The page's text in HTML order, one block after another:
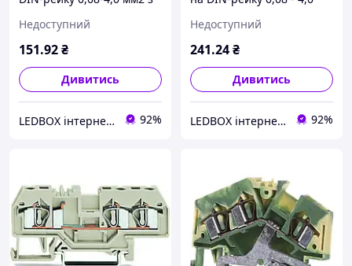
Недоступний
151.92₴
Дивитись
LEDBOX інтернет-магазин 92%
637/999-950
Недоступний
241.24₴
Дивитись
LEDBOX інтернет-магазин 92%